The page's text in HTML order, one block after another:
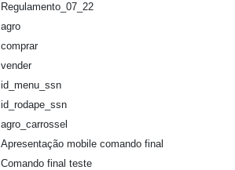
Regulamento_07_22
agro
comprar
vender
id_menu_ssn
id_rodape_ssn
agro_carrossel
Apresentação mobile comando final
Comando final teste